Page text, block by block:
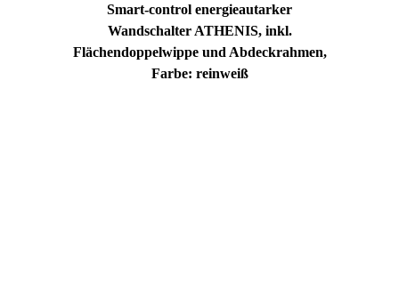
Smart-control energieautarker
Wandschalter ATHENIS, inkl.
Flächendoppelwippe und Abdeckrahmen,
Farbe: reinweiß